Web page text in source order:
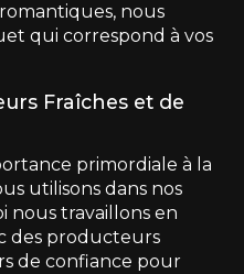
nous
qui correspond à vos
Fraîches et de
primordiale à la
utilisons dans nos
nous travaillons en
des producteurs
de confiance pour